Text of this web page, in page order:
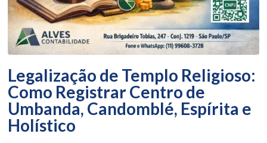
Legalização de Templo Religioso:
Como Registrar Centro de
Umbanda, Candomblé, Espírita e
Holístico